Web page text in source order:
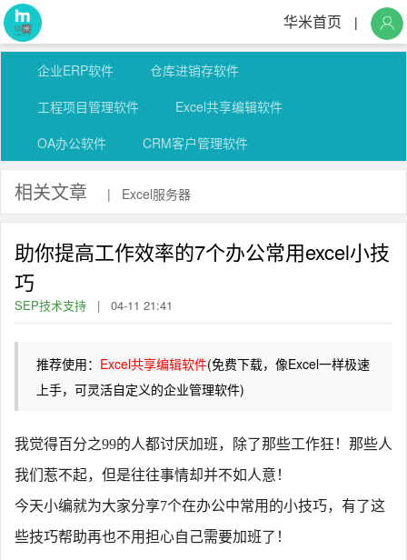
华米首页 |
企业ERP软件
仓库进销存软件
工程项目管理软件
Excel共享编辑软件
OA办公软件
CRM客户管理软件
相关文章 | Excel服务器
助你提高工作效率的7个办公常用excel小技
巧
SEP技术支持 | 04-11 21:41
推荐使用： Excel共享编辑软件(免费下载，像Excel一样极速
上手，可灵活自定义的企业管理软件)
我觉得百分之99的人都讨厌加班，除了那些工作狂！那些人
我们惹不起，但是往往事情却并不如人意！
今天小编就为大家分享7个在办公中常用的小技巧，有了这
些技巧帮助再也不用担心自己需要加班了！